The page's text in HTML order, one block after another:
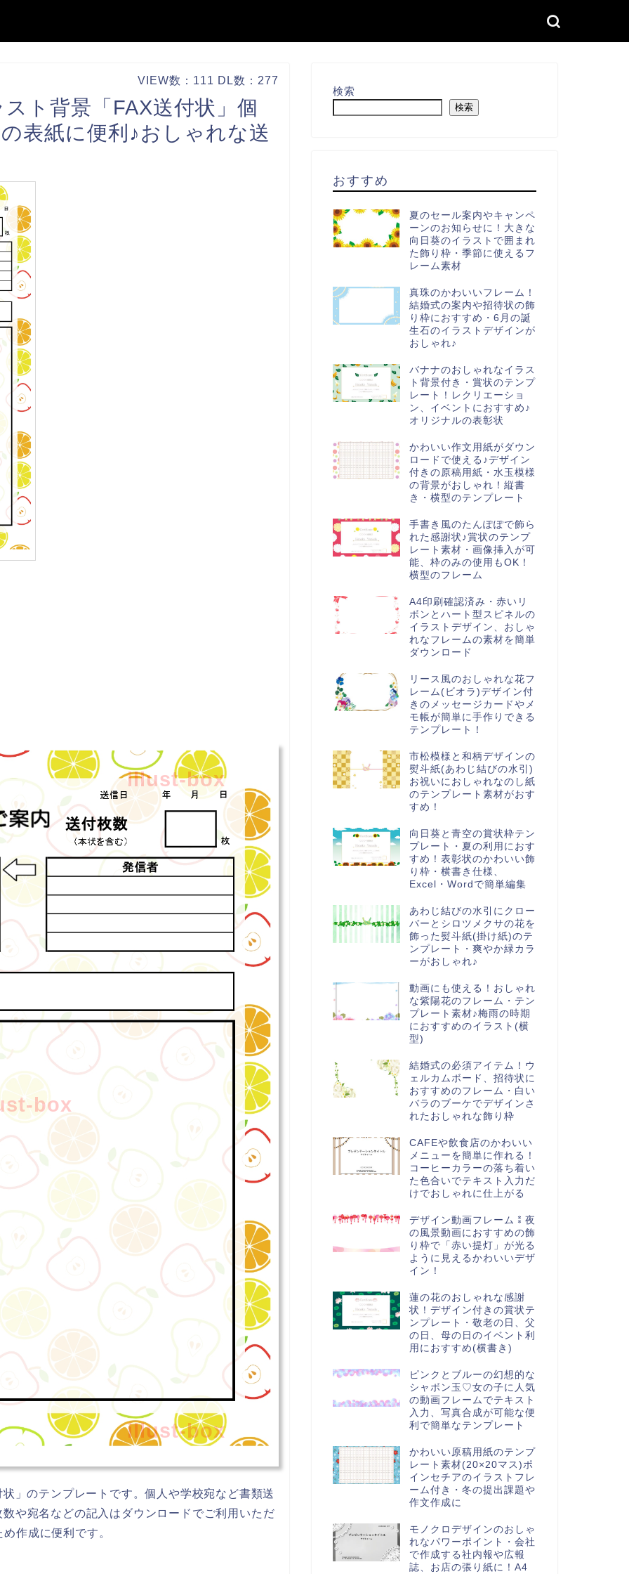
VIEW数：111 DL数：277
ト背景「FAX送付状」個
表紙に便利♪おしゃれな送
box
illust-box
illust-box
」のテンプレートです。個人や学校宛など書類送
や宛名などの記入はダウンロードでご利用いただ
作成に便利です。
検索
検索
おすすめ
夏のセール案内やキャンペ
ーンのお知らせに！大きな
向日葵のイラストで囲まれ
た飾り枠・季節に使えるフ
レーム素材
真珠のかわいいフレーム！
結婚式の案内や招待状の飾
り枠におすすめ・6月の誕
生石のイラストデザインが
おしゃれ♪
バナナのおしゃれなイラス
ト背景付き・賞状のテンプ
レート！レクリエーショ
ン、イベントにおすすめ♪
オリジナルの表彰状
かわいい作文用紙がダウン
ロードで使える♪デザイン
付きの原稿用紙・水玉模様
の背景がおしゃれ！縦書
き・横型のテンプレート
手書き風のたんぽぽで飾ら
れた感謝状♪賞状のテンプ
レート素材・画像挿入が可
能、枠のみの使用もOK！
横型のフレーム
A4印刷確認済み・赤いリ
ボンとハート型スピネルの
イラストデザイン、おしゃ
れなフレームの素材を簡単
ダウンロード
リース風のおしゃれな花フ
レーム(ビオラ)デザイン付
きのメッセージカードやメ
モ帳が簡単に手作りできる
テンプレート！
市松模様と和柄デザインの
熨斗紙(あわじ結びの水引)
お祝いにおしゃれなのし紙
のテンプレート素材がおす
すめ！
向日葵と青空の賞状枠テン
プレート・夏の利用におす
すめ！表彰状のかわいい飾
り枠・横書き仕様、
Excel・Wordで簡単編集
あわじ結びの水引にクロー
バーとシロツメクサの花を
飾った熨斗紙(掛け紙)のテ
ンプレート・爽やか緑カラ
ーがおしゃれ♪
動画にも使える！おしゃれ
な紫陽花のフレーム・テン
プレート素材♪梅雨の時期
におすすめのイラスト(横
型)
結婚式の必須アイテム！ウ
ェルカムボード、招待状に
おすすめのフレーム・白い
バラのブーケでデザインさ
れたおしゃれな飾り枠
CAFEや飲食店のかわいい
メニューを簡単に作れる！
コーヒーカラーの落ち着い
た色合いでテキスト入力だ
けでおしゃれに仕上がる
デザイン動画フレーム⁑夜
の風景動画におすすめの飾
り枠で「赤い提灯」が光る
ように見えるかわいいデザ
イン！
蓮の花のおしゃれな感謝
状！デザイン付きの賞状テ
ンプレート・敬老の日、父
の日、母の日のイベント利
用におすすめ(横書き)
ピンクとブルーの幻想的な
シャボン玉♡女の子に人気
の動画フレームでテキスト
入力、写真合成が可能な便
利で簡単なテンプレート
かわいい原稿用紙のテンプ
レート素材(20×20マス)ポ
インセチアのイラストフレ
ーム付き・冬の提出課題や
作文作成に
モノクロデザインのおしゃ
れなパワーポイント・会社
で作成する社内報や広報
誌、お店の張り紙に！A4